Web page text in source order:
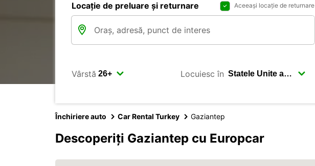
Locație de preluare și returnare Aceeași locație de returnare
Vârstă Locuiesc în
Închiriere auto Car Rental Turkey Gaziantep
Descoperiți Gaziantep cu Europcar